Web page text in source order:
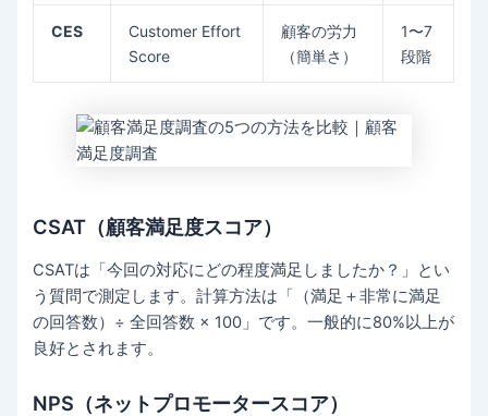
CES
Customer Effort
Score
顧客の労力
（簡単さ）
1〜7
段階
CSAT（顧客満足度スコア）
CSATは「今回の対応にどの程度満足しましたか？」とい
う質問で測定します。計算方法は「（満足＋非常に満足
の回答数）÷ 全回答数 × 100」です。一般的に80%以上が
良好とされます。
NPS（ネットプロモータースコア）